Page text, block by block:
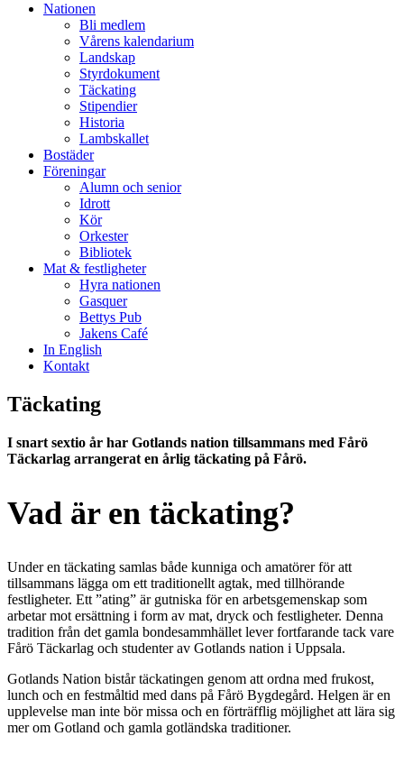
Nationen
Bli medlem
Vårens kalendarium
Landskap
Styrdokument
Täckating
Stipendier
Historia
Lambskallet
Bostäder
Föreningar
Alumn och senior
Idrott
Kör
Orkester
Bibliotek
Mat & festligheter
Hyra nationen
Gasquer
Bettys Pub
Jakens Café
In English
Kontakt
Täckating
I snart sextio år har Gotlands nation tillsammans med Fårö
Täckarlag arrangerat en årlig täckating på Fårö.
Vad är en täckating?
Under en täckating samlas både kunniga och amatörer för att
tillsammans lägga om ett traditionellt agtak, med tillhörande
festligheter. Ett ”ating” är gutniska för en arbetsgemenskap som
arbetar mot ersättning i form av mat, dryck och festligheter. Denna
tradition från det gamla bondesammhället lever fortfarande tack vare
Fårö Täckarlag och studenter av Gotlands nation i Uppsala.
Gotlands Nation bistår täckatingen genom att ordna med frukost,
lunch och en festmåltid med dans på Fårö Bygdegård. Helgen är en
upplevelse man inte bör missa och en förträfflig möjlighet att lära sig
mer om Gotland och gamla gotländska traditioner.